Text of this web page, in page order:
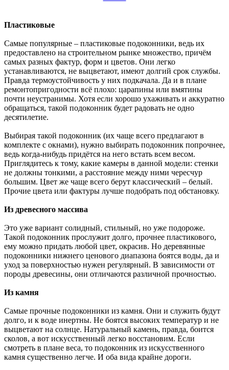
Пластиковые
Самые популярные – пластиковые подоконники, ведь их
предоставлено на строительном рынке множество, причём
самых разных фактур, форм и цветов. Они легко
устанавливаются, не выцветают, имеют долгий срок службы.
Правда термоустойчивость у них подкачала. Да и в плане
ремонтопригодности всё плохо: царапины или вмятины
почти неустранимы. Хотя если хорошо ухаживать и аккуратно
обращаться, такой подоконник будет радовать не одно
десятилетие.
Выбирая такой подоконник (их чаще всего предлагают в
комплекте с окнами), нужно выбирать подоконник попрочнее,
ведь когда-нибудь придётся на него встать всем весом.
Приглядитесь к тому, какие камеры в данной модели: стенки
не должны тонкими, а расстояние между ними чересчур
большим. Цвет же чаще всего берут классический – белый.
Прочие цвета или фактуры лучше подобрать под обстановку.
Из древесного массива
Это уже вариант солидный, стильный, но уже подороже.
Такой подоконник прослужит долго, прочнее пластикового,
ему можно придать любой цвет, окрасив. Но деревянные
подоконники нижнего ценового диапазона боятся воды, да и
уход за поверхностью нужен регулярный. В зависимости от
породы древесины, они отличаются различной прочностью.
Из камня
Самые прочные подоконники из камня. Они и служить будут
долго, и к воде инертны. Не боятся высоких температур и не
выцветают на солнце. Натуральный камень, правда, боится
сколов, а вот искусственный легко восстановим. Если
смотреть в плане веса, то подоконник из искусственного
камня существенно легче. И оба вида крайне дороги.